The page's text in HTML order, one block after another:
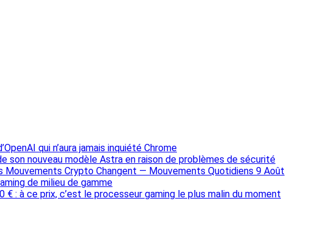
qui n’aura jamais inquiété Chrome
son nouveau modèle Astra en raison de problèmes de sécurité
Mouvements Crypto Changent — Mouvements Quotidiens 9 Août
de milieu de gamme
€ : à ce prix, c’est le processeur gaming le plus malin du moment